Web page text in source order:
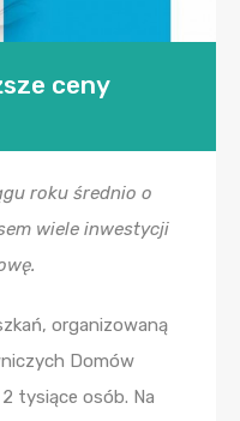
ceny
roku średnio o
wiele inwestycji
organizowaną
Domów
tysiące osób. Na